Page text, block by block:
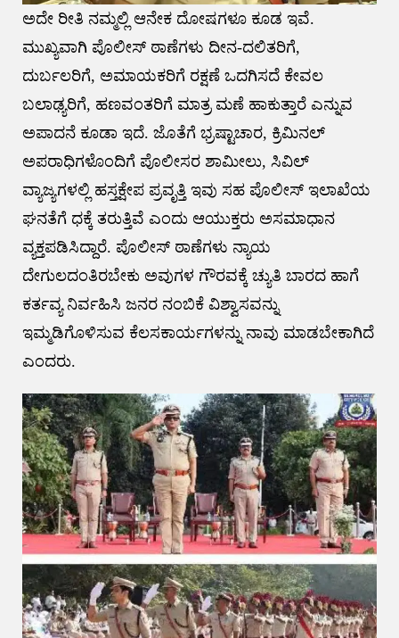
ಅದೇ ರೀತಿ ನಮ್ಮಲ್ಲಿ ಆನೇಕ ದೋಷಗಳೂ ಕೂಡ ಇವೆ.
ಮುಖ್ಯವಾಗಿ ಪೊಲೀಸ್ ಠಾಣೆಗಳು ದೀನ-ದಲಿತರಿಗೆ,
ದುರ್ಬಲರಿಗೆ, ಅಮಾಯಕರಿಗೆ ರಕ್ಷಣೆ ಒದಗಿಸದೆ ಕೇವಲ
ಬಲಾಢ್ಯರಿಗೆ, ಹಣವಂತರಿಗೆ ಮಾತ್ರ ಮಣೆ ಹಾಕುತ್ತಾರೆ ಎನ್ನುವ
ಅಪಾದನೆ ಕೂಡಾ ಇದೆ. ಜೊತೆಗೆ ಭ್ರಷ್ಟಾಚಾರ, ಕ್ರಿಮಿನಲ್
ಅಪರಾಧಿಗಳೊಂದಿಗೆ ಪೊಲೀಸರ ಶಾಮೀಲು, ಸಿವಿಲ್
ವ್ಯಾಜ್ಯಗಳಲ್ಲಿ ಹಸ್ತಕ್ಷೇಪ ಪ್ರವೃತ್ತಿ ಇವು ಸಹ ಪೊಲೀಸ್ ಇಲಾಖೆಯ
ಘನತೆಗೆ ಧಕ್ಕೆ ತರುತ್ತಿವೆ ಎಂದು ಆಯುಕ್ತರು ಅಸಮಾಧಾನ
ವ್ಯಕ್ತಪಡಿಸಿದ್ದಾರೆ. ಪೊಲೀಸ್ ಠಾಣೆಗಳು ನ್ಯಾಯ
ದೇಗುಲದಂತಿರಬೇಕು ಅವುಗಳ ಗೌರವಕ್ಕೆ ಚ್ಯುತಿ ಬಾರದ ಹಾಗೆ
ಕರ್ತವ್ಯ ನಿರ್ವಹಿಸಿ ಜನರ ನಂಬಿಕೆ ವಿಶ್ವಾಸವನ್ನು
ಇಮ್ಮಡಿಗೊಳಿಸುವ ಕೆಲಸಕಾರ್ಯಗಳನ್ನು ನಾವು ಮಾಡಬೇಕಾಗಿದೆ
ಎಂದರು.